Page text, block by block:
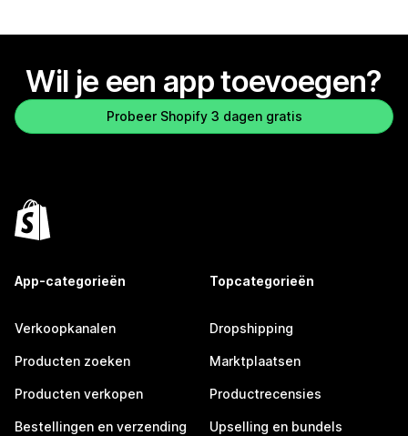
Wil je een app toevoegen?
Probeer Shopify 3 dagen gratis
App-categorieën
Verkoopkanalen
Producten zoeken
Producten verkopen
Bestellingen en verzending
Topcategorieën
Dropshipping
Marktplaatsen
Productrecensies
Upselling en bundels